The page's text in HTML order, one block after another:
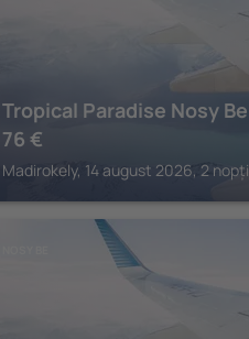
Tropical Paradise Nosy Be
76 €
Madirokely, 14 august 2026, 2 nopți